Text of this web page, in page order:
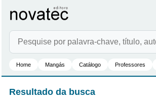
Home Mangás Catálogo Professores
Resultado da busca